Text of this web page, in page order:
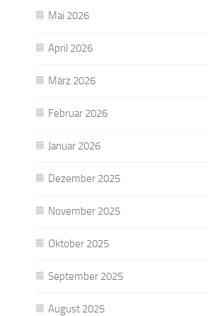
Mai 2026
April 2026
März 2026
Februar 2026
Januar 2026
Dezember 2025
November 2025
Oktober 2025
September 2025
August 2025